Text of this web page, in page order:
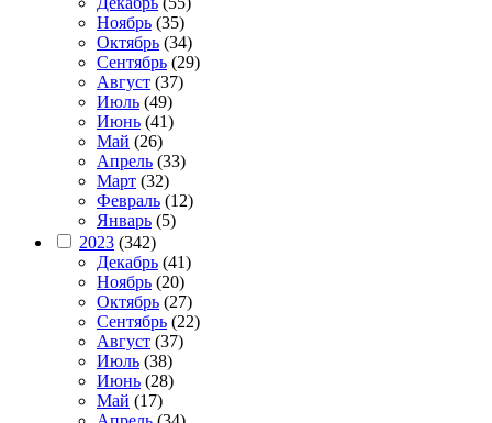
Ноябрь (35)
Октябрь (34)
Сентябрь (29)
Август (37)
Июль (49)
Июнь (41)
Май (26)
Апрель (33)
Март (32)
Февраль (12)
Январь (5)
2023 (342)
Декабрь (41)
Ноябрь (20)
Октябрь (27)
Сентябрь (22)
Август (37)
Июль (38)
Июнь (28)
Май (17)